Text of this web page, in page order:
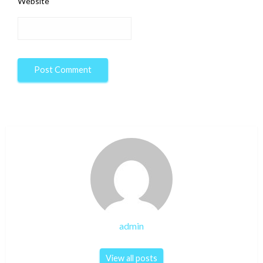
admin
View all posts